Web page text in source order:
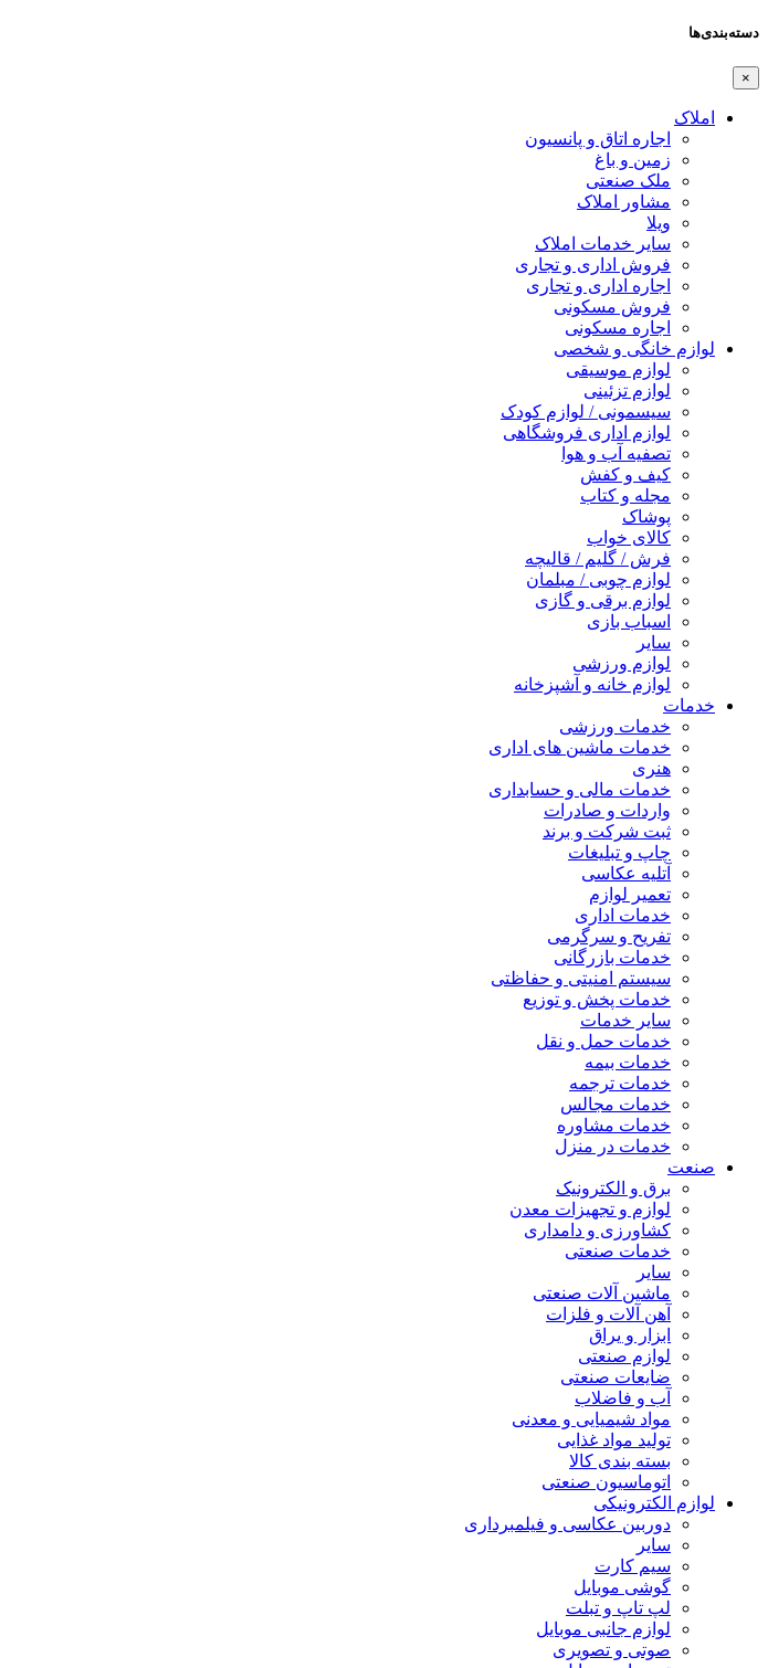
دسته‌بندی‌ها
×
املاک
اجاره اتاق و پانسیون
زمین و باغ
ملک صنعتی
مشاور املاک
ویلا
سایر خدمات املاک
فروش اداری و تجاری
اجاره اداری و تجاری
فروش مسکونی
اجاره مسکونی
لوازم خانگی و شخصی
لوازم موسیقی
لوازم تزئینی
سیسمونی / لوازم کودک
لوازم اداری فروشگاهی
تصفیه آب و هوا
کیف و کفش
مجله و کتاب
پوشاک
کالای خواب
فرش / گلیم / قالیچه
لوازم چوبی / مبلمان
لوازم برقی و گازی
اسباب بازی
سایر
لوازم ورزشی
لوازم خانه و آشپزخانه
خدمات
خدمات ورزشی
خدمات ماشین های اداری
هنری
خدمات مالی و حسابداری
واردات و صادرات
ثبت شرکت و برند
چاپ و تبلیغات
آتلیه عکاسی
تعمیر لوازم
خدمات اداری
تفریح و سرگرمی
خدمات بازرگانی
سیستم امنیتی و حفاظتی
خدمات پخش و توزیع
سایر خدمات
خدمات حمل و نقل
خدمات بیمه
خدمات ترجمه
خدمات مجالس
خدمات مشاوره
خدمات در منزل
صنعت
برق و الکترونیک
لوازم و تجهیزات معدن
کشاورزی و دامداری
خدمات صنعتی
سایر
ماشین آلات صنعتی
آهن آلات و فلزات
ابزار و یراق
لوازم صنعتی
ضایعات صنعتی
آب و فاضلاب
مواد شیمیایی و معدنی
تولید مواد غذایی
بسته بندی کالا
اتوماسیون صنعتی
لوازم الکترونیکی
دوربین عکاسی و فیلمبرداری
سایر
سیم کارت
گوشی موبایل
لپ تاپ و تبلت
لوازم جانبی موبایل
صوتی و تصویری